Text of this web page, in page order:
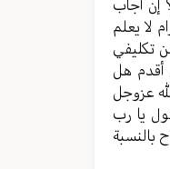
إن أجاب
لا يعلم
تكليفي
أقدم هل
عزوجل
يا رب
بالنسبة